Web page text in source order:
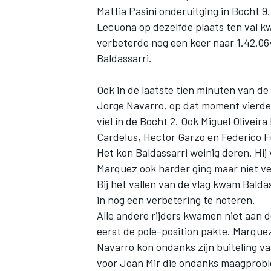
Mattia Pasini onderuitging in Bocht
Lecuona op dezelfde plaats ten val
verbeterde nog een keer naar
Baldassarri.
Ook in de laatste tien minuten van
Jorge Navarro, op dat moment
viel in de Bocht 2. Ook Miguel
Cardelus, Hector Garzo en Federico
Het kon Baldassarri weinig deren.
Marquez ook harder ging maar niet
Bij het vallen van de vlag kwam
in nog een verbetering te noteren.
Alle andere rijders kwamen niet aan
eerst de pole-position pakte.
Navarro kon ondanks zijn buiteling
voor Joan Mir die ondanks